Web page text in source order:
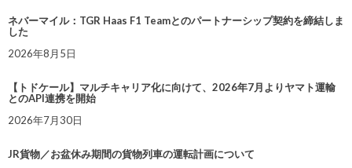
ネバーマイル：TGR Haas F1 Teamとのパートナーシップ契約を締結しま
した
2026年8月5日
【トドケール】マルチキャリア化に向けて、2026年7月よりヤマト運輸
とのAPI連携を開始
2026年7月30日
JR貨物／お盆休み期間の貨物列車の運転計画について